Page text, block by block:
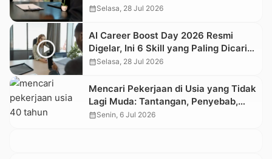
Daftarnya
calendar_monthSelasa, 28 Jul 2026
AI Career Boost Day 2026 Resmi
Digelar, Ini 6 Skill yang Paling Dicari
Perusahaan
calendar_monthSelasa, 28 Jul 2026
Mencari Pekerjaan di Usia yang Tidak
Lagi Muda: Tantangan, Penyebab,
dan Cara Meningkatkan Peluang
calendar_monthSenin, 6 Jul 2026